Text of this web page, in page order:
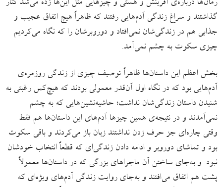
رمان‌ها درباره‌ی آفرینش و هستى و چیزهایی مثل این‌ها زده می‌شد کنار
گذاشتند و سراغ زندگی آدم‌هایی رفتند که ظاهراً هیچ اتفاق عجیب و
جذابی هم در زندگی‌شان نمی‌افتاد و دوروبرشان را که نگاه می‌کردیم
چیزی سکوت به چشم نمی‌آمد.
بخش اعظم این داستان‌ها ظاهراً توصیف چیزی از زندگی روزمره‌ی
آدم‌هایی بود که در نگاه اول آن‌قدر معمولی بودند که هیچ‌کس رغبتی به
شنیدن داستان زندگی‌شان نداشت؛ حاشیه‌نشین‌هایی که به چشم
نمی‌آمدند و در نتیجه‌ی همین چیزها آدم‌های این داستان‌ها هم فقط
وقتی چاره‌ای جز حرف زدن نداشتند زبان باز می‌کردند و باقی سکوت
بود و تماشای دوروبر و ادامه دادن زندگی‌ای که قطعاً انتخاب خودشان
نبود. و به‌جای ساختن آن ماجراهای بزرگی که در داستان‌ها معمولاً
پشت هم اتفاق می‌‌افتند و به‌جای روایت زندگی آدم‌‌های ویژه‌ای که